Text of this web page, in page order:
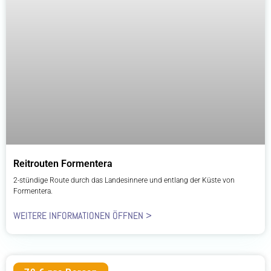
Reitrouten Formentera
2-stündige Route durch das Landesinnere und entlang der Küste von
Formentera.
WEITERE INFORMATIONEN ÖFFNEN >